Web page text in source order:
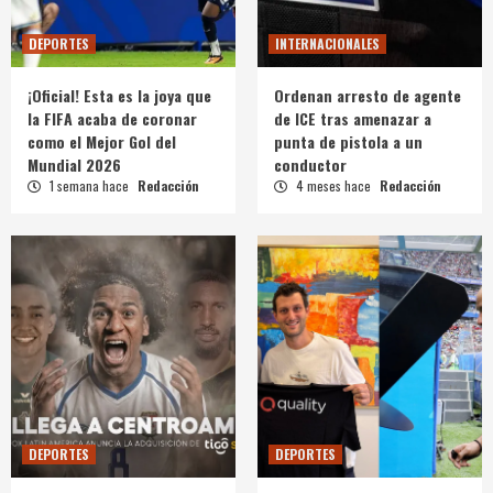
DEPORTES
¡Oficial! Esta es la joya que
la FIFA acaba de coronar
como el Mejor Gol del
Mundial 2026
1 semana hace Redacción
INTERNACIONALES
Ordenan arresto de agente
de ICE tras amenazar a
punta de pistola a un
conductor
4 meses hace Redacción
DEPORTES DEPORTES